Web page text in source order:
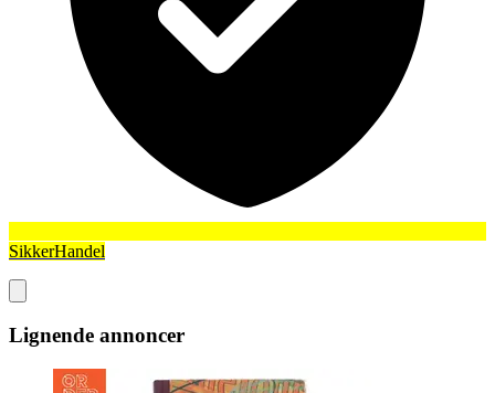
SikkerHandel
Lignende annoncer